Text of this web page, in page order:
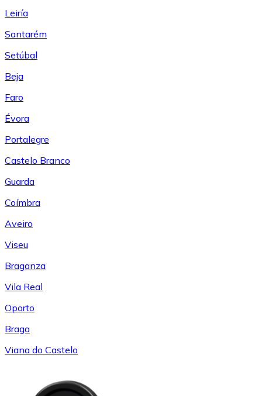
Leiría
Santarém
Setúbal
Beja
Faro
Évora
Portalegre
Castelo Branco
Guarda
Coímbra
Aveiro
Viseu
Braganza
Vila Real
Oporto
Braga
Viana do Castelo